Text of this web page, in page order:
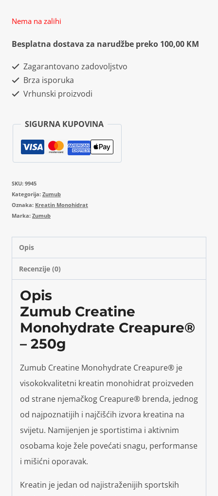
Nema na zalihi
Besplatna dostava za narudžbe preko 100,00 KM
Zagarantovano zadovoljstvo
Brza isporuka
Vrhunski proizvodi
SIGURNA KUPOVINA
SKU: 9945
Kategorija: Zumub
Oznaka: Kreatin Monohidrat
Marka: Zumub
Opis
Recenzije (0)
Opis
Zumub Creatine
Monohydrate Creapure®
– 250g
Zumub Creatine Monohydrate Creapure® je
visokokvalitetni kreatin monohidrat proizveden
od strane njemačkog Creapure® brenda, jednog
od najpoznatijih i najčišćih izvora kreatina na
svijetu. Namijenjen je sportistima i aktivnim
osobama koje žele povećati snagu, performanse
i mišićni oporavak.
Kreatin je jedan od najistraženijih sportskih